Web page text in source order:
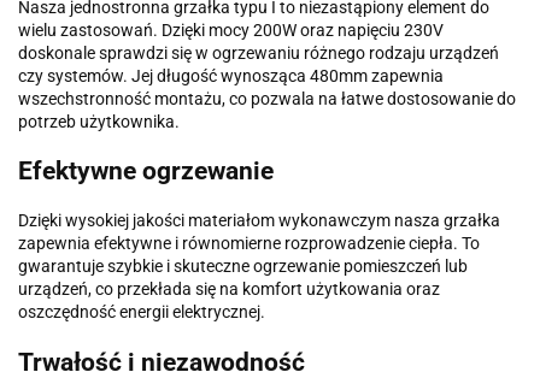
Nasza jednostronna grzałka typu I to niezastąpiony element do
wielu zastosowań. Dzięki mocy 200W oraz napięciu 230V
doskonale sprawdzi się w ogrzewaniu różnego rodzaju urządzeń
czy systemów. Jej długość wynosząca 480mm zapewnia
wszechstronność montażu, co pozwala na łatwe dostosowanie do
potrzeb użytkownika.
Efektywne ogrzewanie
Dzięki wysokiej jakości materiałom wykonawczym nasza grzałka
zapewnia efektywne i równomierne rozprowadzenie ciepła. To
gwarantuje szybkie i skuteczne ogrzewanie pomieszczeń lub
urządzeń, co przekłada się na komfort użytkowania oraz
oszczędność energii elektrycznej.
Trwałość i niezawodność